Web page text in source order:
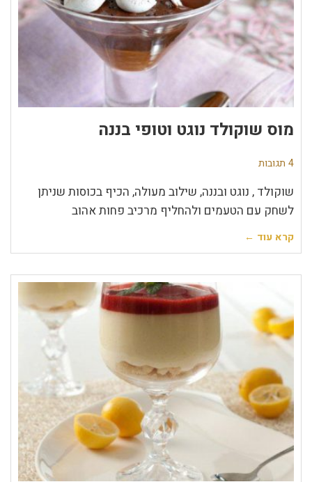
מוס שוקולד נוגט וטופי בננה
4 תגובות
שוקולד , נוגט ובננה, שילוב מעולה, הכיף בכוסות שניתן
לשחק עם הטעמים ולהחליף מרכיב פחות אהוב
קרא עוד ←